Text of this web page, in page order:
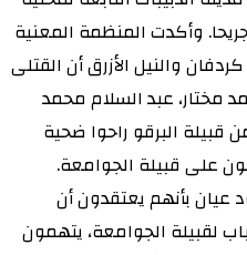
ما خلف خمسة قتلى و18 جريحا. وأكدت المنظمة المعنية
والنيل الأزرق أن القتلى
مختار، عبد السلام محمد
قبيلة البرقو راحوا ضحية
على قبيلة الجوامعة.
بأنهم يعتقدون أن
لقبيلة الجوامعة، يتهمون